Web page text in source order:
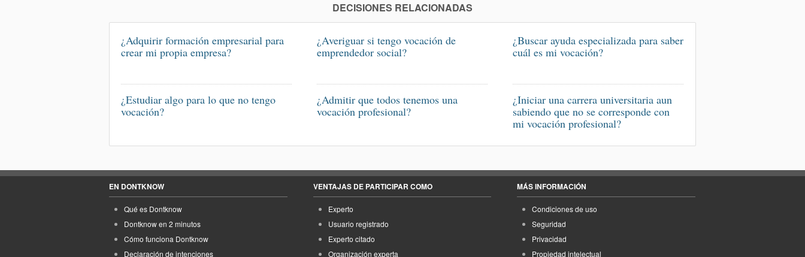
DECISIONES RELACIONADAS
¿Adquirir formación empresarial para
crear mi propia empresa?
¿Averiguar si tengo vocación de
emprendedor social?
¿Buscar ayuda especializada para saber
cuál es mi vocación?
¿Estudiar algo para lo que no tengo
vocación?
¿Admitir que todos tenemos una
vocación profesional?
¿Iniciar una carrera universitaria aun
sabiendo que no se corresponde con
mi vocación profesional?
EN DONTKNOW
Qué es Dontknow
Dontknow en 2 minutos
Cómo funciona Dontknow
Declaración de intenciones
VENTAJAS DE PARTICIPAR COMO
Experto
Usuario registrado
Experto citado
Organización experta
MÁS INFORMACIÓN
Condiciones de uso
Seguridad
Privacidad
Propiedad intelectual